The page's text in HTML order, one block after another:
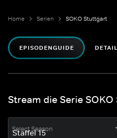
Home Serien SOKO Stuttgart
EPISODENGUIDE
Stream die Serie
Select Season